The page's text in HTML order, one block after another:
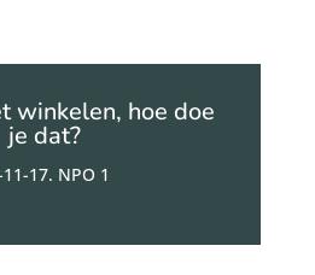
winkelen, hoe doe
je dat?
17. NPO 1